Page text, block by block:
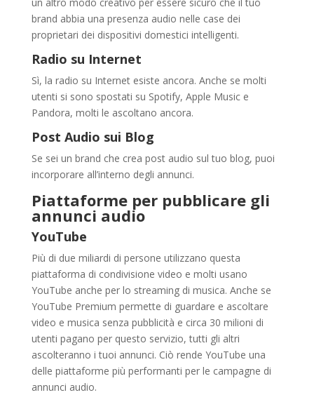
un altro modo creativo per essere sicuro che il tuo
brand abbia una presenza audio nelle case dei
proprietari dei dispositivi domestici intelligenti.
Radio su Internet
Sì, la radio su Internet esiste ancora. Anche se molti
utenti si sono spostati su Spotify, Apple Music e
Pandora, molti le ascoltano ancora.
Post Audio sui Blog
Se sei un brand che crea post audio sul tuo blog, puoi
incorporare all’interno degli annunci.
Piattaforme per pubblicare gli
annunci audio
YouTube
Più di due miliardi di persone utilizzano questa
piattaforma di condivisione video e molti usano
YouTube anche per lo streaming di musica. Anche se
YouTube Premium permette di guardare e ascoltare
video e musica senza pubblicità e circa 30 milioni di
utenti pagano per questo servizio, tutti gli altri
ascolteranno i tuoi annunci. Ciò rende YouTube una
delle piattaforme più performanti per le campagne di
annunci audio.